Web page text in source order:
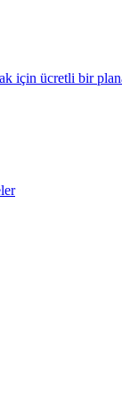
için ücretli bir